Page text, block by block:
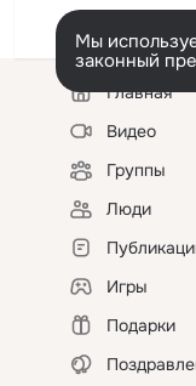
Мы
законный
Левая
колонкаГлавная
Видео
Группы
Люди
Игры
Подарки